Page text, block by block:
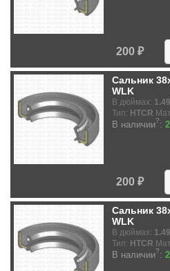
200 ₽
Сальник
WLK
В дюймах:
Тип: HTCR
В наличии?:
200 ₽
Сальник
WLK
В дюймах:
Тип: HTCR
В наличии?: